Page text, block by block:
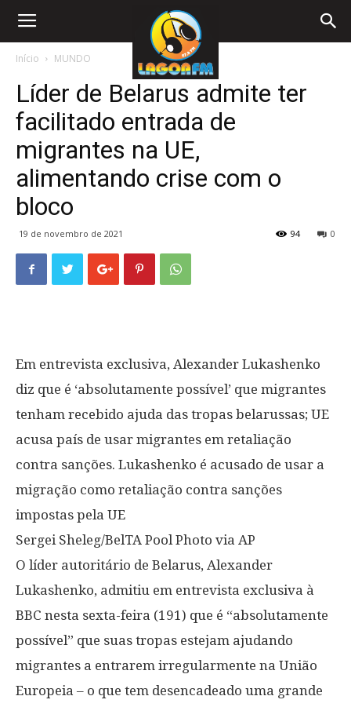
Início MUNDO
Líder de Belarus admite ter
facilitado entrada de
migrantes na UE,
alimentando crise com o
bloco
19 de novembro de 2021 0
94
Em entrevista exclusiva, Alexander Lukashenko
diz que é ‘absolutamente possível’ que migrantes
tenham recebido ajuda das tropas belarussas; UE
acusa país de usar migrantes em retaliação
contra sanções. Lukashenko é acusado de usar a
migração como retaliação contra sanções
impostas pela UE
Sergei Sheleg/BelTA Pool Photo via AP
O líder autoritário de Belarus, Alexander
Lukashenko, admitiu em entrevista exclusiva à
BBC nesta sexta-feira (191) que é “absolutamente
possível” que suas tropas estejam ajudando
migrantes a entrarem irregularmente na União
Europeia – o que tem desencadeado uma grande